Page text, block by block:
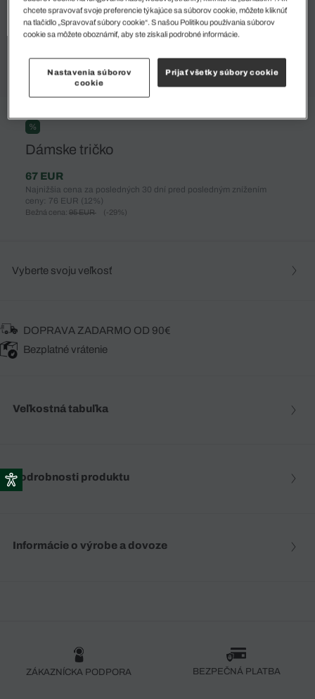
%
Dámske tričko
67 EUR
Najnižšia cena za posledných 30 dní pred posledným znížením
ceny: 76 EUR (12%)
Bežná cena: 95 EUR (-29%)
Vyberte svoju veľkosť
DOPRAVA ZADARMO OD 90€
Bezplatné vrátenie
Veľkostná tabuľka
Podrobnosti produktu
Informácie o výrobe a dovoze
ZÁKAZNÍCKA PODPORA BEZPEČNÁ PLATBA
chcete spravovať svoje preferencie týkajúce sa súborov cookie, môžete kliknúť
na tlačidlo „Spravovať súbory cookie“. S našou Politikou používania súborov
cookie sa môžete oboznámiť, aby ste získali podrobné informácie.
Nastavenia súborov
cookie
Prijať všetky súbory cookie